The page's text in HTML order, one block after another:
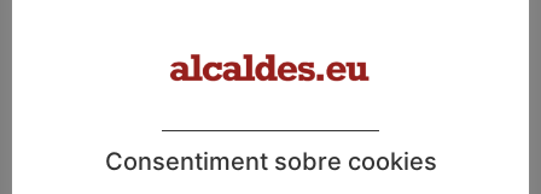
Mas s’ha reunit amb la comunitat palestina
a Catalunya després del...
Consentiment sobre cookies